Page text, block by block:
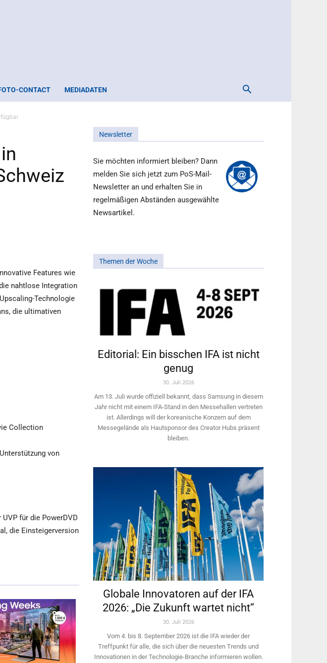
CONTACT MEDIADATEN
Features wie
nahtlose Integration
Technologie
die ultimativen
Collection
von
für die PowerDVD
die Einsteigerversion
Newsletter
Sie möchten informiert bleiben? Dann
melden Sie sich jetzt zum PoS-Mail-
Newsletter an und erhalten Sie in
regelmäßigen Abständen ausgewählte
Newsartikel.
Themen der Woche
Editorial: Ein bisschen IFA ist nicht
genug
30. Juli 2026
Am 13. Juli wurde offiziell bekannt, dass Samsung in diesem
Jahr nicht mit einem IFA-Stand in den Messehallen vertreten
ist. Allerdings will ­der koreanische Konzern auf dem
Messegelände als Hautsponsor des Creator Hubs präsent
bleiben.
Globale Innovatoren auf der IFA
2026: „Die Zukunft wartet nicht“
30. Juli 2026
Vom 4. bis 8. September 2026 ist die IFA wieder der
Treffpunkt für alle, die sich über die neuesten Trends und
Innovationen in der Technologie-­Branche informieren wollen.